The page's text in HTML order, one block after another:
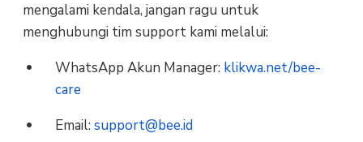
mengalami kendala, jangan ragu untuk
menghubungi tim support kami melalui:
WhatsApp Akun Manager: klikwa.net/bee-
care
Email: support@bee.id